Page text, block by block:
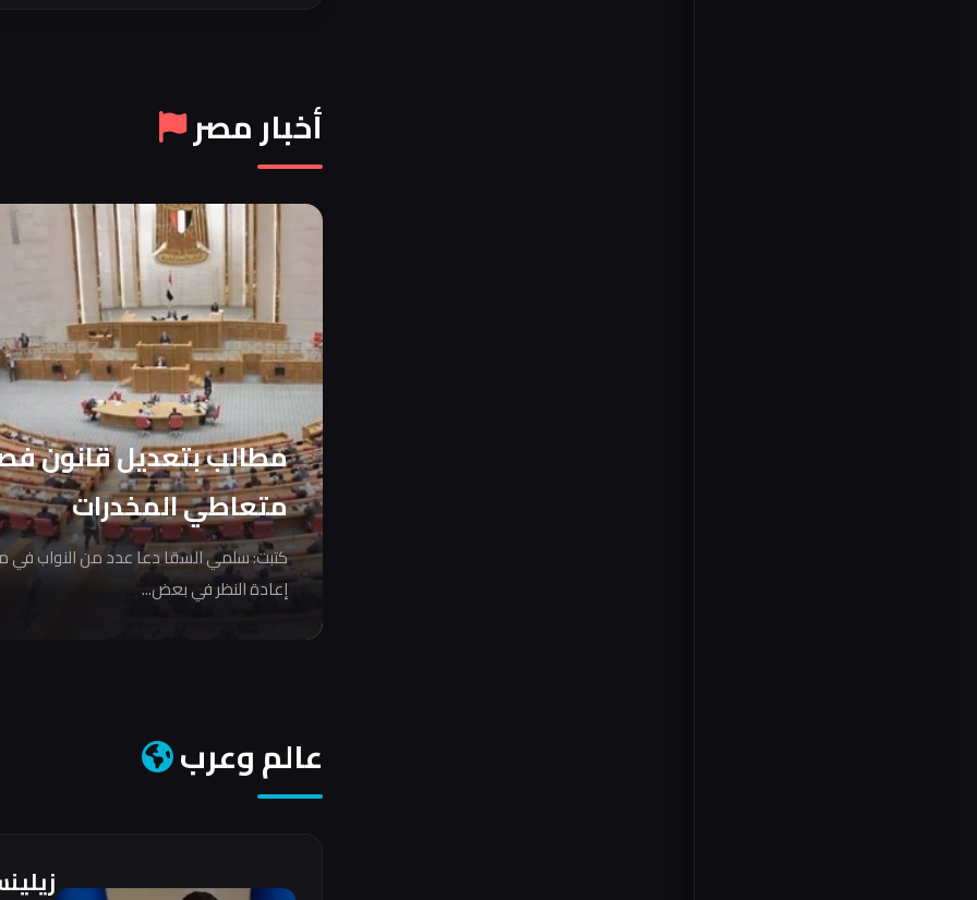
أخبار مصر
مطالب بتعديل قانون
متعاطي المخدرات
كتبت: سلمي السقا دعا عدد من النواب
إعادة النظر في بعض...
عالم وعرب